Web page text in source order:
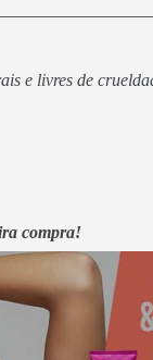
e livres de
compra!